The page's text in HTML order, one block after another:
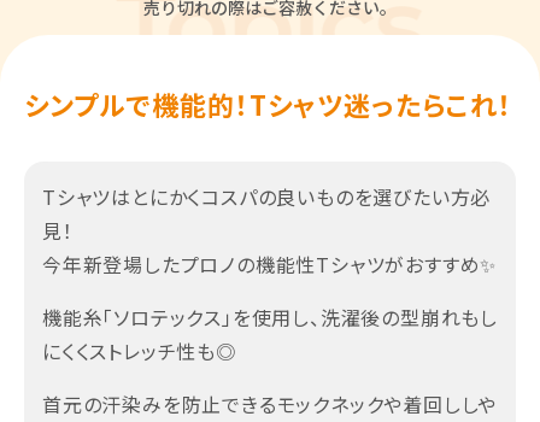
売り切れの際はご容赦ください。
シンプルで機能的！Tシャツ迷ったらこれ！
Tシャツはとにかくコスパの良いものを選びたい方必
見！
今年新登場したプロノの機能性Tシャツがおすすめ✨
機能糸「ソロテックス」を使用し、洗濯後の型崩れもし
にくくストレッチ性も◎
首元の汗染みを防止できるモックネックや着回ししや